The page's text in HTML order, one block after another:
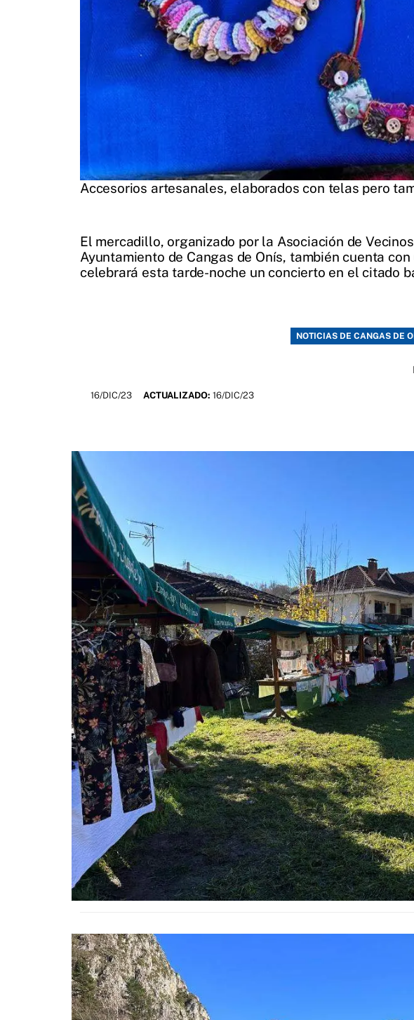
Accesorios artesanales, elaborados con telas pero
El mercadillo, organizado por la Asociación de
Ayuntamiento de Cangas de Onís, también cuenta
celebrará esta tarde-noche un concierto en el citado
NOTICIAS DE CANGAS DE
16/DIC/23 ACTUALIZADO: 16/DIC/23